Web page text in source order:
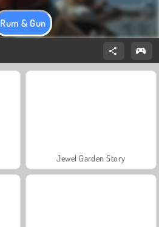
Rum & Gun
Jewel Garden Story